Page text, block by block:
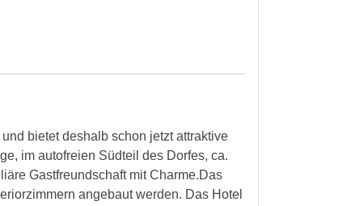
bietet deshalb schon jetzt attraktive
im autofreien Südteil des Dorfes, ca.
Gastfreundschaft mit Charme.Das
angebaut werden. Das Hotel